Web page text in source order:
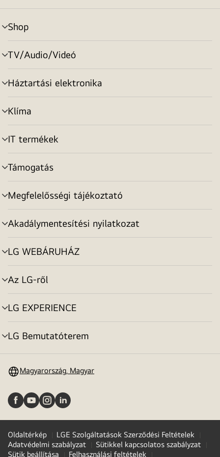
Shop
menu
toggle
TV/Audio/Videó
menu
toggle
Háztartási elektronika
menu
toggle
Klíma
menu
toggle
IT termékek
menu
toggle
Támogatás
menu
toggle
Megfelelősségi tájékoztató
menu
toggle
Akadálymentesítési nyilatkozat
menu
toggle
LG WEBÁRUHÁZ
menu
toggle
Az LG-ről
menu
toggle
LG EXPERIENCE
menu
toggle
LG Bemutatóterem
menu
Magyarország, Magyar
Oldaltérkép
LGE Szolgáltatások Szerződési Feltételek
Adatvédelmi szabályzat
Sütikkel kapcsolatos szabályzat
Sütik beállítása
Felhasználási feltételek